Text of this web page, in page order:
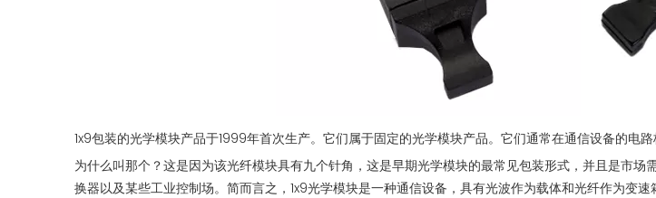
1x9包装的光学模块产品于1999年首次生产。它们属于固定的光学模块产品。它们通常在通信设备的电
为什么叫那个？这是因为该光纤模块具有九个针角，这是早期光学模块的最常见包装形式，并且是市
换器以及某些工业控制场。简而言之，1x9光学模块是一种通信设备，具有光波作为载体和光纤作为变